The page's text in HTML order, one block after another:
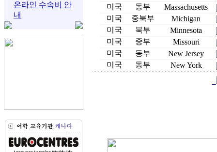
온라인 수속비 안
내
미국
동부
Massachusetts
미국
중북부
Michigan
미국
북부
Minnesota
미국
중부
Missouri
미국
동부
New Jersey
미국
동부 New York